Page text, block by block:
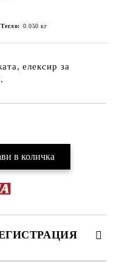
Тегло: 0.050 кг
елексир за